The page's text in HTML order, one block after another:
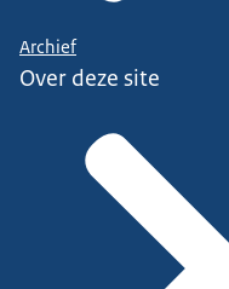
Archief
Over deze site